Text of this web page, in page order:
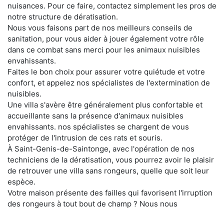
nuisances. Pour ce faire, contactez simplement les pros de
notre structure de dératisation.
Nous vous faisons part de nos meilleurs conseils de
sanitation, pour vous aider à jouer également votre rôle
dans ce combat sans merci pour les animaux nuisibles
envahissants.
Faites le bon choix pour assurer votre quiétude et votre
confort, et appelez nos spécialistes de l'extermination de
nuisibles.
Une villa s'avère être généralement plus confortable et
accueillante sans la présence d'animaux nuisibles
envahissants. nos spécialistes se chargent de vous
protéger de l'intrusion de ces rats et souris.
À Saint-Genis-de-Saintonge, avec l'opération de nos
techniciens de la dératisation, vous pourrez avoir le plaisir
de retrouver une villa sans rongeurs, quelle que soit leur
espèce.
Votre maison présente des failles qui favorisent l'irruption
des rongeurs à tout bout de champ ? Nous nous